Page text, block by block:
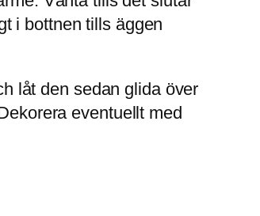
i bottnen tills äggen
låt den sedan glida över
eventuellt med